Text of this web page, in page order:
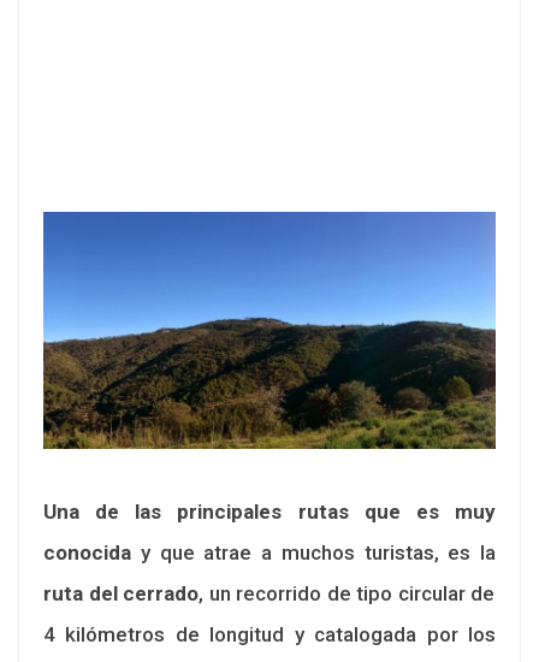
Una de las principales rutas que es muy
conocida y que atrae a muchos turistas, es la
ruta del cerrado, un recorrido de tipo circular de
4 kilómetros de longitud y catalogada por los